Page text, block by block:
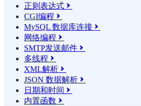
正则表达式 
CGI编程 
MySQL 数据库连接 
网络编程 
SMTP发送邮件 
多线程 
XML解析 
JSON 数据解析 
日期和时间 
内置函数 